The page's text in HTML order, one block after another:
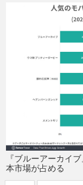
イベント/セミナー
『ブルーアーカイ
本市場が占める